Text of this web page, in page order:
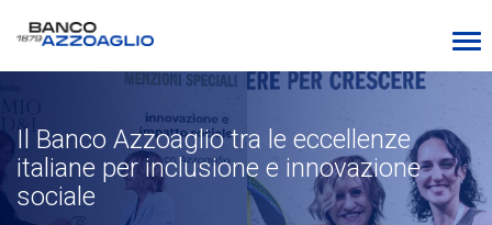
Il Banco Azzoaglio tra le eccellenze
italiane per inclusione e innovazione
sociale